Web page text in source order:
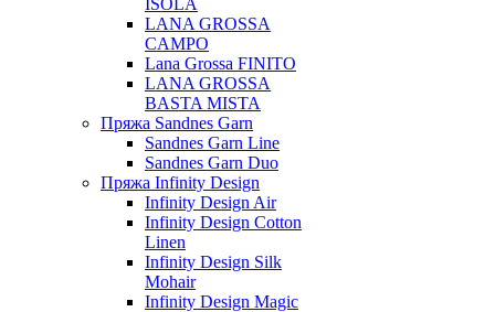
ISOLA
LANA GROSSA
CAMPO
Lana Grossa FINITO
LANA GROSSA
BASTA MISTA
Пряжа Sandnes Garn
Sandnes Garn Line
Sandnes Garn Duo
Пряжа Infinity Design
Infinity Design Air
Infinity Design Cotton
Linen
Infinity Design Silk
Mohair
Infinity Design Magic